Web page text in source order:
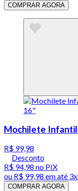
COMPRAR AGORA
Mochilete Infantil
R$ 99,98
Desconto
R$ 94,98 no PIX
ou R$ 99,98 em até
COMPRAR AGORA